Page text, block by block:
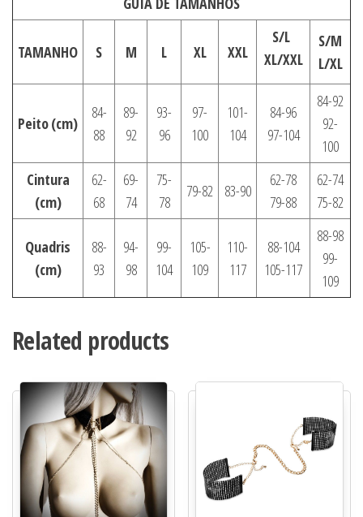
TAMANHO S M L XL XXL
S/L
XL/XXL
S/M
L/XL
Peito(cm)
84-
88
89-
92
93-
96
97-
100
101-
104
84-96
97-104
84-92
92-
100
Cintura
(cm)
62-
68
69-
74
75-
78
79-82 83-90
62-78
79-88
62-74
75-82
Quadris
(cm)
88-
93
94-
98
99-
104
105-
109
110-
117
88-104
105-117
88-98
99-
109
Related products